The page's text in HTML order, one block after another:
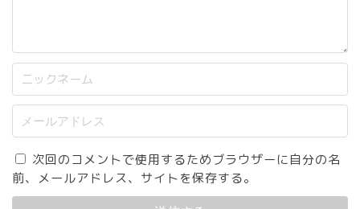
次回のコメントで使用するためブラウザーに自分の名
前、メールアドレス、サイトを保存する。